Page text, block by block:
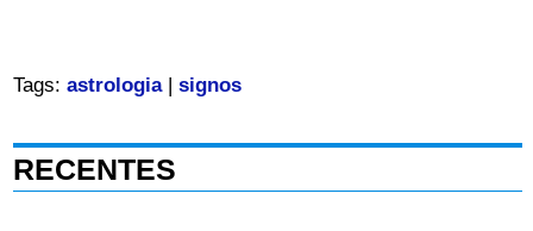
Tags: astrologia| signos
RECENTES